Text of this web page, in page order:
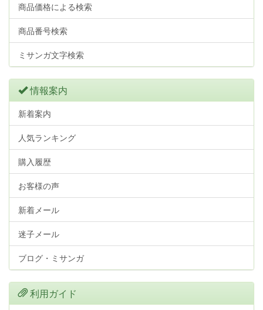
商品価格による検索
商品番号検索
ミサンガ文字検索
情報案内
新着案内
人気ランキング
購入履歴
お客様の声
新着メール
迷子メール
ブログ・ミサンガ
利用ガイド